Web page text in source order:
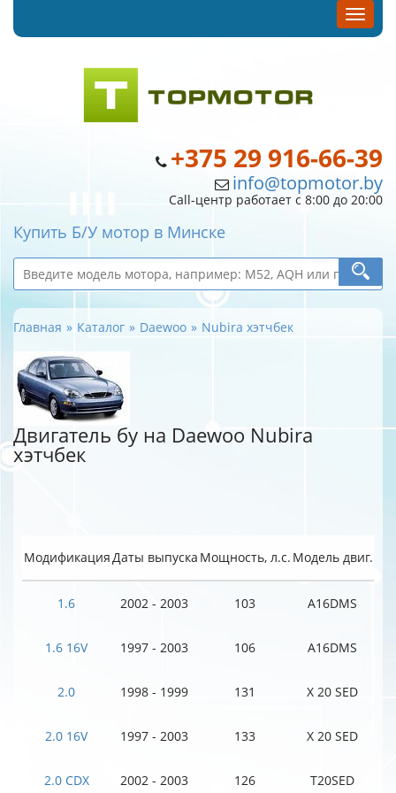
+375 29 916-66-39
info@topmotor.by
Call-центр работает с 8:00 до 20:00
Купить Б/У мотор в Минске
Главная Каталог Daewoo Nubira хэтчбек
Двигатель бу на Daewoo Nubira
хэтчбек
МодификацияДаты выпуска Мощность, л.с. Модель двиг.
1.6 2002 - 2003 103 A16DMS
1.6 16V 1997 - 2003 106 A16DMS
2.0 1998 - 1999 131 X 20 SED
2.0 16V 1997 - 2003 133 X 20 SED
2.0 CDX 2002 - 2003 126 T20SED